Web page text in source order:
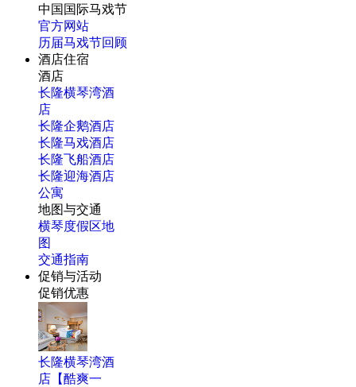
中国国际马戏节
官方网站
历届马戏节回顾
酒店住宿
酒店
长隆横琴湾酒
店
长隆企鹅酒店
长隆马戏酒店
长隆飞船酒店
长隆迎海酒店
公寓
地图与交通
横琴度假区地
图
交通指南
促销与活动
促销优惠
长隆横琴湾酒
店【酷爽一